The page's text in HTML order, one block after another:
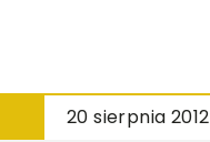
20 sierpnia 2012